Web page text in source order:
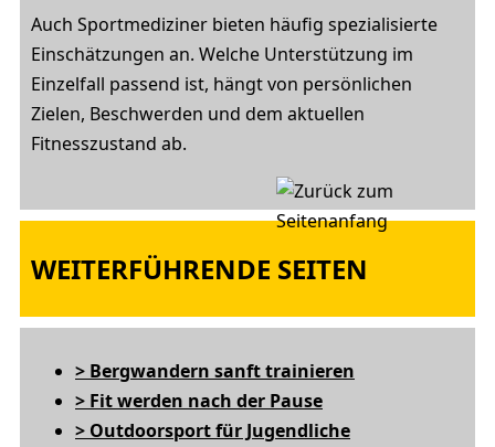
Auch Sportmediziner bieten häufig spezialisierte
Einschätzungen an. Welche Unterstützung im
Einzelfall passend ist, hängt von persönlichen
Zielen, Beschwerden und dem aktuellen
Fitnesszustand ab.
WEITERFÜHRENDE SEITEN
> Bergwandern sanft trainieren
> Fit werden nach der Pause
> Outdoorsport für Jugendliche